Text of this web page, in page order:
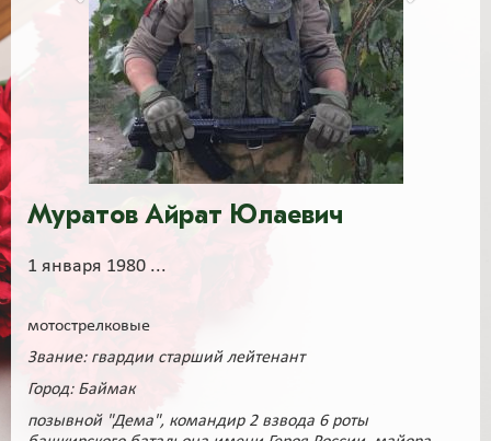
Муратов Айрат Юлаевич
1 января 1980 ...
мотострелковые
Звание: гвардии старший лейтенант
Город: Баймак
позывной "Дема", командир 2 взвода 6 роты